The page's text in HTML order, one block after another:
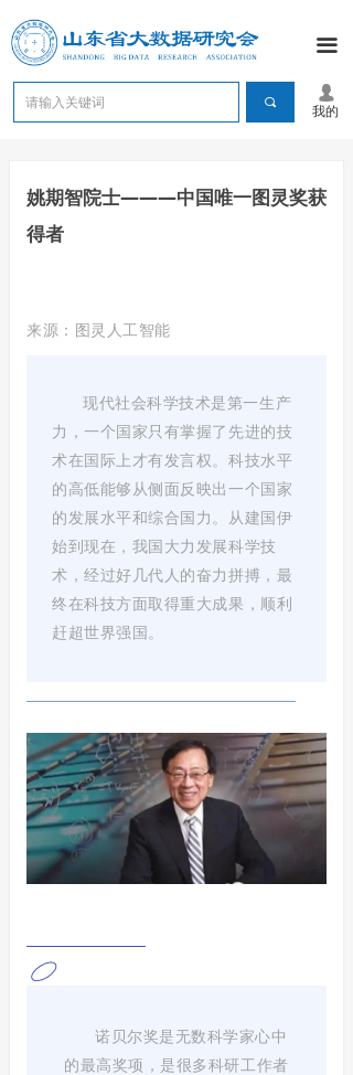
끀
끠
넙
我的
姚期智院士———中国唯一图灵奖获
得者
来源：图灵人工智能
现代社会科学技术是第一生产
力，一个国家只有掌握了先进的技
术在国际上才有发言权。科技水平
的高低能够从侧面反映出一个国家
的发展水平和综合国力。从建国伊
始到现在，我国大力发展科学技
术，经过好几代人的奋力拼搏，最
终在科技方面取得重大成果，顺利
赶超世界强国。
诺贝尔奖是无数科学家心中
的最高奖项，是很多科研工作者